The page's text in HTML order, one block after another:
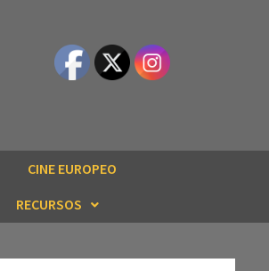
CINE EUROPEO
RECURSOS